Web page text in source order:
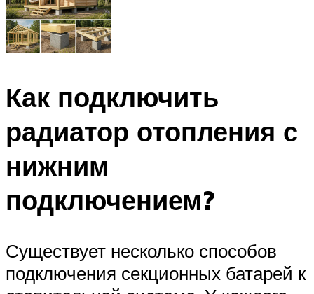
Как подключить
радиатор отопления с
нижним
подключением?
Существует несколько способов
подключения секционных батарей к